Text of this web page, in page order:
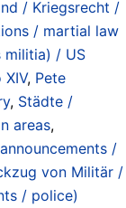
/ Kriegsrecht /
/ martial law
militia) / US
, Pete
, Städte /
areas,
/
von Militär /
/ police)